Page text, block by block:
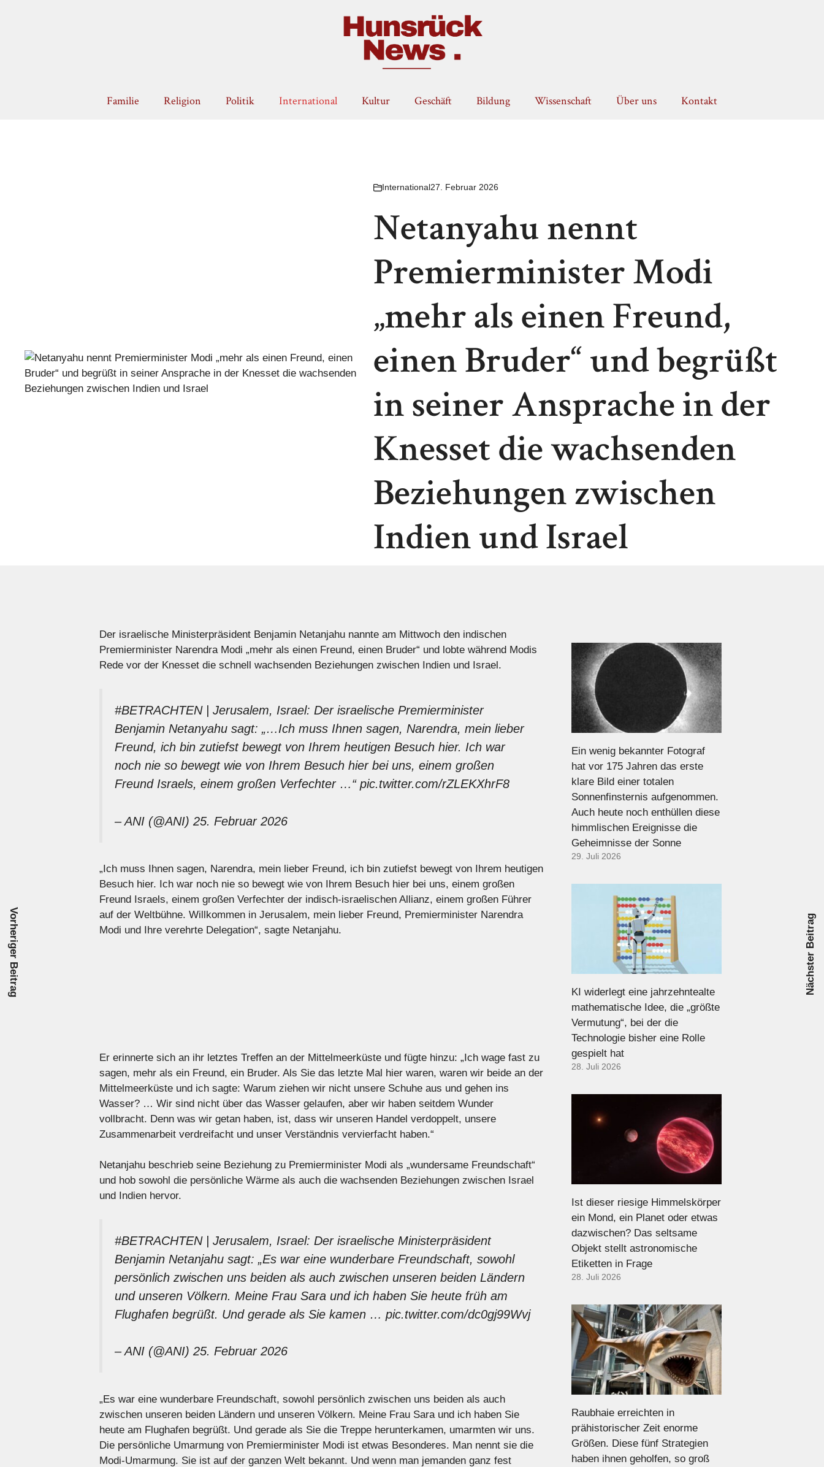
Familie Religion Politik International Kultur Geschäft Bildung Wissenschaft Über uns Kontakt
International27. Februar 2026
Netanyahu nennt
Premierminister Modi
„mehr als einen Freund,
einen Bruder“ und begrüßt
in seiner Ansprache in der
Knesset die wachsenden
Beziehungen zwischen
Indien und Israel
Der israelische Ministerpräsident Benjamin Netanjahu nannte am Mittwoch den indischen
Premierminister Narendra Modi „mehr als einen Freund, einen Bruder“ und lobte während Modis
Rede vor der Knesset die schnell wachsenden Beziehungen zwischen Indien und Israel.
#BETRACHTEN| Jerusalem, Israel: Der israelische Premierminister
Benjamin Netanyahu sagt: „…Ich muss Ihnen sagen, Narendra, mein lieber
Freund, ich bin zutiefst bewegt von Ihrem heutigen Besuch hier. Ich war
noch nie so bewegt wie von Ihrem Besuch hier bei uns, einem großen
Freund Israels, einem großen Verfechter …“ pic.twitter.com/rZLEKXhrF8
– ANI (@ANI) 25. Februar 2026
„Ich muss Ihnen sagen, Narendra, mein lieber Freund, ich bin zutiefst bewegt von Ihrem heutigen
Besuch hier. Ich war noch nie so bewegt wie von Ihrem Besuch hier bei uns, einem großen
Freund Israels, einem großen Verfechter der indisch-israelischen Allianz, einem großen Führer
auf der Weltbühne. Willkommen in Jerusalem, mein lieber Freund, Premierminister Narendra
Modi und Ihre verehrte Delegation“, sagte Netanjahu.
Er erinnerte sich an ihr letztes Treffen an der Mittelmeerküste und fügte hinzu: „Ich wage fast zu
sagen, mehr als ein Freund, ein Bruder. Als Sie das letzte Mal hier waren, waren wir beide an der
Mittelmeerküste und ich sagte: Warum ziehen wir nicht unsere Schuhe aus und gehen ins
Wasser? … Wir sind nicht über das Wasser gelaufen, aber wir haben seitdem Wunder
vollbracht. Denn was wir getan haben, ist, dass wir unseren Handel verdoppelt, unsere
Zusammenarbeit verdreifacht und unser Verständnis vervierfacht haben.“
Netanjahu beschrieb seine Beziehung zu Premierminister Modi als „wundersame Freundschaft“
und hob sowohl die persönliche Wärme als auch die wachsenden Beziehungen zwischen Israel
und Indien hervor.
#BETRACHTEN| Jerusalem, Israel: Der israelische Ministerpräsident
Benjamin Netanjahu sagt: „Es war eine wunderbare Freundschaft, sowohl
persönlich zwischen uns beiden als auch zwischen unseren beiden Ländern
und unseren Völkern. Meine Frau Sara und ich haben Sie heute früh am
Flughafen begrüßt. Und gerade als Sie kamen … pic.twitter.com/dc0gj99Wvj
– ANI (@ANI) 25. Februar 2026
„Es war eine wunderbare Freundschaft, sowohl persönlich zwischen uns beiden als auch
zwischen unseren beiden Ländern und unseren Völkern. Meine Frau Sara und ich haben Sie
heute am Flughafen begrüßt. Und gerade als Sie die Treppe herunterkamen, umarmten wir uns.
Die persönliche Umarmung von Premierminister Modi ist etwas Besonderes. Man nennt sie die
Modi-Umarmung. Sie ist auf der ganzen Welt bekannt. Und wenn man jemanden ganz fest
Vorheriger Beitrag Nächster Beitrag
Ein wenig bekannter Fotograf
hat vor 175 Jahren das erste
klare Bild einer totalen
Sonnenfinsternis aufgenommen.
Auch heute noch enthüllen diese
himmlischen Ereignisse die
Geheimnisse der Sonne
29. Juli 2026
KI widerlegt eine jahrzehntealte
mathematische Idee, die „größte
Vermutung“, bei der die
Technologie bisher eine Rolle
gespielt hat
28. Juli 2026
Ist dieser riesige Himmelskörper
ein Mond, ein Planet oder etwas
dazwischen? Das seltsame
Objekt stellt astronomische
Etiketten in Frage
28. Juli 2026
Raubhaie erreichten in
prähistorischer Zeit enorme
Größen. Diese fünf Strategien
haben ihnen geholfen, so groß